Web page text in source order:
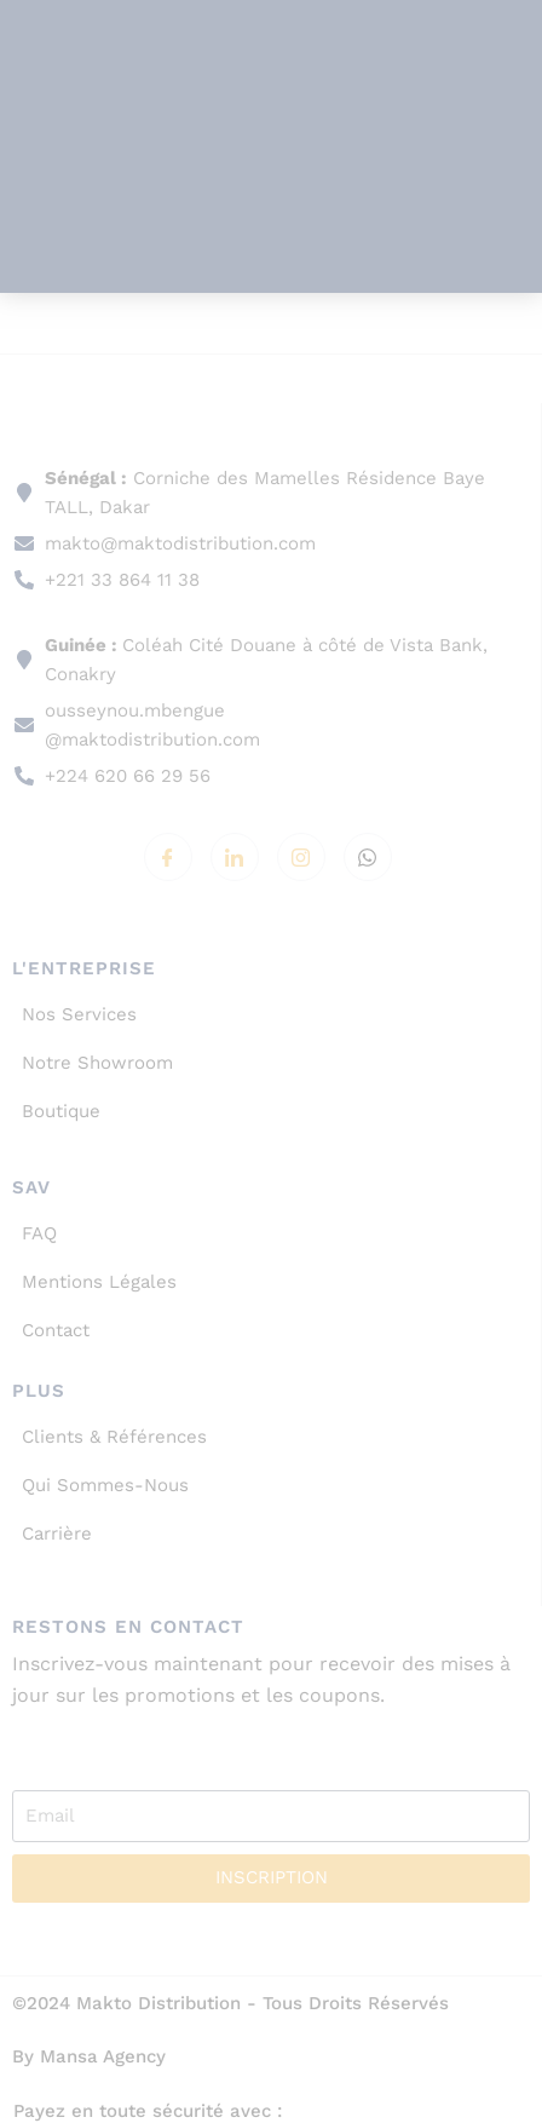
Sénégal : Corniche des Mamelles Résidence Baye
TALL, Dakar
makto@maktodistribution.com
+221 33 864 11 38
Guinée : Coléah Cité Douane à côté de Vista Bank,
Conakry
ousseynou.mbengue
@maktodistribution.com
+224 620 66 29 56
L'ENTREPRISE
Nos Services
Notre Showroom
Boutique
SAV
FAQ
Mentions Légales
Contact
PLUS
Clients & Références
Qui Sommes-Nous
Carrière
RESTONS EN CONTACT
Inscrivez-vous maintenant pour recevoir des mises à
jour sur les promotions et les coupons.
INSCRIPTION
©2024 Makto Distribution - Tous Droits Réservés
By Mansa Agency
Payez en toute sécurité avec :